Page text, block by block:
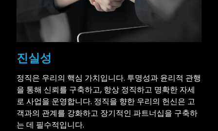
진실성
정직은 우리의 핵심 가치입니다. 투명성과 윤리적 관행
을 통해 신뢰를 구축하고, 항상 정직하고 명확한 자세
로 사업을 운영합니다. 정직을 향한 우리의 헌신은 고
객과의 관계를 강화하고 장기적인 파트너십을 구축하
는 데 필수적입니다.